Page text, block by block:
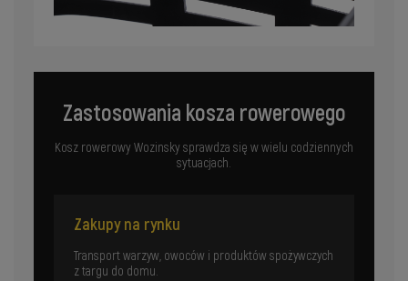
Zastosowania kosza rowerowego
Kosz rowerowy Wozinsky sprawdza się w wielu codziennych
sytuacjach.
Zakupy na rynku
Transport warzyw, owoców i produktów spożywczych
z targu do domu.